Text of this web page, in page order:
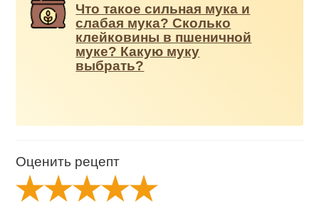
Что такое сильная мука и
слабая мука? Сколько
клейковины в пшеничной
муке? Какую муку
выбрать?
Оценить рецепт